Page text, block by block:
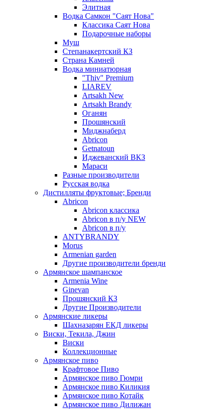
Элитная
Водка Самкон "Саят Нова"
Классика Саят Нова
Подарочные наборы
Муш
Степанакертский КЗ
Страна Камней
Водка миниатюрная
"Thiv" Premium
LIAREV
Artsakh New
Artsakh Brandy
Оганян
Прошянский
Миджнаберд
Abricon
Getnatoun
Иджеванский ВКЗ
Мараси
Разные производители
Русская водка
Дистилляты фруктовые; Бренди
Abricon
Abricon классика
Abricon в п/у NEW
Abricon в п/у
ANTYBRANDY
Morus
Armenian garden
Другие производители бренди
Армянское шампанское
Armenia Wine
Ginevan
Прошянский КЗ
Другие Производители
Армянские ликеры
Шахназарян ЕКД ликеры
Виски, Текила, Джин
Виски
Коллекционные
Армянское пиво
Крафтовое Пиво
Армянское пиво Гюмри
Армянское пиво Киликия
Армянское пиво Котайк
Армянское пиво Дилижан